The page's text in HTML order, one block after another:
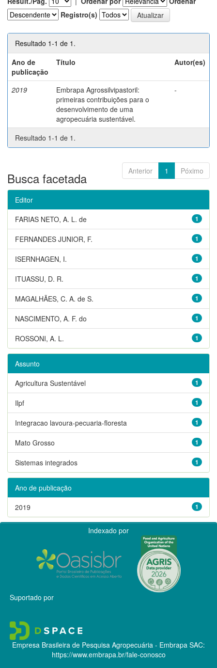
Registro(s)
Resultado 1-1 de 1.
Ano de
publicação
Título Autor(es)
2019
Embrapa Agrossilvipastoril:
primeiras contribuições para o
desenvolvimento de uma
agropecuária sustentável.
-
Resultado 1-1 de 1.
Anterior 1 Póximo
Busca facetada
Editor
1
FARIAS NETO, A. L. de
1
FERNANDES JUNIOR, F.
1
ISERNHAGEN, I.
1
ITUASSU, D. R.
1
MAGALHÃES, C. A. de S.
1
NASCIMENTO, A. F. do
1
ROSSONI, A. L.
Assunto
1
Agricultura Sustentável
1
Ilpf
1
Integracao lavoura-pecuaria-floresta
1
Mato Grosso
1
Sistemas integrados
Ano de publicação
1
2019
Indexado por
Suportado por
Empresa Brasileira de Pesquisa Agropecuária - Embrapa SAC:
https://www.embrapa.br/fale-conosco